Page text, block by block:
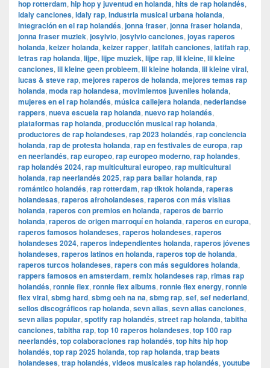
hop rotterdam, hip hop y juventud en holanda, hits de rap holandés,
idaly canciones, idaly rap, industria musical urbana holanda,
integración en el rap holandés, jonna fraser, jonna fraser holanda,
jonna fraser muziek, josylvio, josylvio canciones, joyas raperos
holanda, keizer holanda, keizer rapper, latifah canciones, latifah rap,
letras rap holanda, lijpe, lijpe muziek, lijpe rap, lil kleine, lil kleine
canciones, lil kleine geen probleem, lil kleine holanda, lil kleine viral,
lucas & steve rap, mejores raperos de holanda, mejores temas rap
holanda, moda rap holandesa, movimientos juveniles holanda,
mujeres en el rap holandés, música callejera holanda, nederlandse
rappers, nueva escuela rap holanda, nuevo rap holandés,
plataformas rap holanda, producción musical rap holanda,
productores de rap holandeses, rap 2023 holandés, rap conciencia
holanda, rap de protesta holanda, rap en festivales de europa, rap
en neerlandés, rap europeo, rap europeo moderno, rap holandes,
rap holandés 2024, rap multicultural europeo, rap multicultural
holanda, rap neerlandés 2025, rap para bailar holanda, rap
romántico holandés, rap rotterdam, rap tiktok holanda, raperas
holandesas, raperos afroholandeses, raperos con más visitas
holanda, raperos con premios en holanda, raperos de barrio
holanda, raperos de origen marroquí en holanda, raperos en europa,
raperos famosos holandeses, raperos holandeses, raperos
holandeses 2024, raperos independientes holanda, raperos jóvenes
holandeses, raperos latinos en holanda, raperos top de holanda,
raperos turcos holandeses, rapers con más seguidores holanda,
rappers famosos en amsterdam, remix holandeses rap, rimas rap
holandés, ronnie flex, ronnie flex albums, ronnie flex energy, ronnie
flex viral, sbmg hard, sbmg oeh na na, sbmg rap, sef, sef nederland,
sellos discográficos rap holanda, sevn alias, sevn alias canciones,
sevn alias popular, spotify rap holandés, street rap holanda, tabitha
canciones, tabitha rap, top 10 raperos holandeses, top 100 rap
neerlandés, top colaboraciones rap holandés, top hits hip hop
holandés, top rap 2025 holanda, top rap holanda, trap beats
holandeses, trap holandés, videos musicales rap holandés, youtube